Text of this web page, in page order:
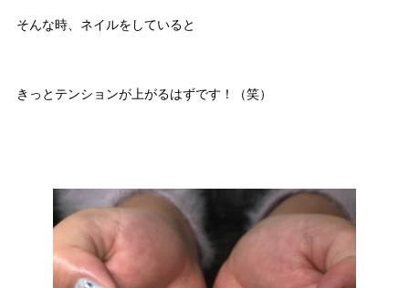
そんな時、ネイルをしていると
きっとテンションが上がるはずです！（笑）